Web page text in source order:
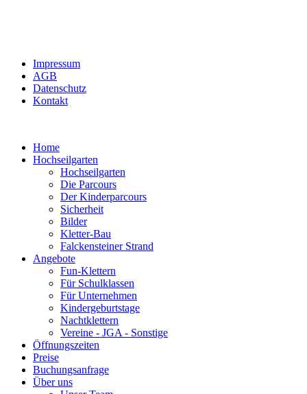
Impressum
AGB
Datenschutz
Kontakt
Home
Hochseilgarten
Hochseilgarten
Die Parcours
Der Kinderparcours
Sicherheit
Bilder
Kletter-Bau
Falckensteiner Strand
Angebote
Fun-Klettern
Für Schulklassen
Für Unternehmen
Kindergeburtstage
Nachtklettern
Vereine - JGA - Sonstige
Öffnungszeiten
Preise
Buchungsanfrage
Über uns